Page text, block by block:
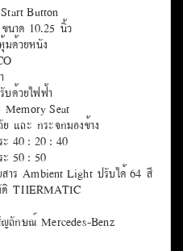
Button
นาด 10.25 นิ้ว
ด้วยหนัง
บด้วยไฟฟ้า
Memory Seat
และ กระจกมองข้าง
40 : 20 : 40
50 : 50
สาร Ambient Light ปรับได้ 64 สี
ติ THERMATIC
ลักษณ์ Mercedes-Benz